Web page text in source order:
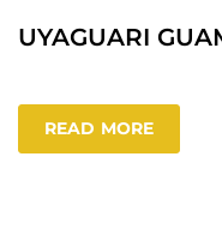
UYAGUARI
READ MORE